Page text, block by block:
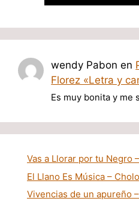
wendy Pabon en
Florez «Letra y
Es muy bonita y me
Vas a Llorar por tu Negro
El Llano Es Música –
Vivencias de un apureño